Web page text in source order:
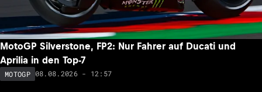
MotoGP Silverstone, FP2: Nur Fahrer auf Ducati und
Aprilia in den Top-7
MOTOGP 08.08.2026 - 12:57